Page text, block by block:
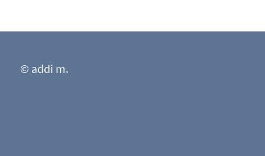
© addi m.